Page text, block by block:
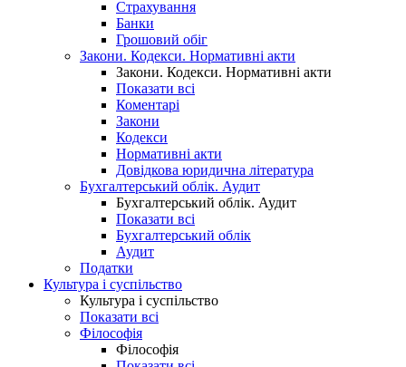
Страхування
Банки
Грошовий обіг
Закони. Кодекси. Нормативні акти
Закони. Кодекси. Нормативні акти
Показати всі
Коментарі
Закони
Кодекси
Нормативні акти
Довідкова юридична література
Бухгалтерський облік. Аудит
Бухгалтерський облік. Аудит
Показати всі
Бухгалтерський облік
Аудит
Податки
Культура і суспільство
Культура і суспільство
Показати всі
Філософія
Філософія